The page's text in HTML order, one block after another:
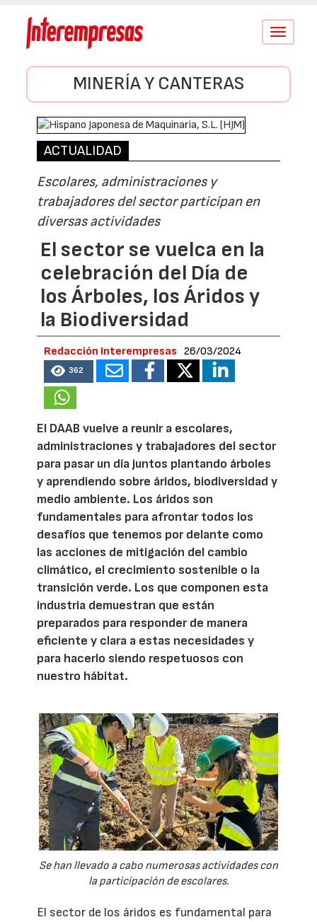
Conmutar
MINERÍA Y CANTERAS
ACTUALIDAD
Escolares, administraciones y
trabajadores del sector participan en
diversas actividades
El sector se vuelca en la
celebración del Día de
los Árboles, los Áridos y
la Biodiversidad
Redacción Interempresas 26/03/2024
362
El DAAB vuelve a reunir a escolares,
administraciones y trabajadores del sector
para pasar un día juntos plantando árboles
y aprendiendo sobre áridos, biodiversidad y
medio ambiente. Los áridos son
fundamentales para afrontar todos los
desafíos que tenemos por delante como
las acciones de mitigación del cambio
climático, el crecimiento sostenible o la
transición verde. Los que componen esta
industria demuestran que están
preparados para responder de manera
eficiente y clara a estas necesidades y
para hacerlo siendo respetuosos con
nuestro hábitat.
Se han llevado a cabo numerosas actividades con
la participación de escolares.
El sector de los áridos es fundamental para